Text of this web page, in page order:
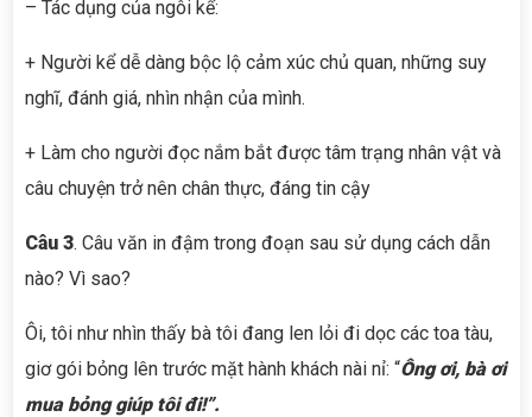
– Tác dụng của ngôi kể:
+ Người kể dễ dàng bộc lộ cảm xúc chủ quan, những suy
nghĩ, đánh giá, nhìn nhận của mình.
+ Làm cho người đọc nắm bắt được tâm trạng nhân vật và
câu chuyện trở nên chân thực, đáng tin cậy
Câu 3. Câu văn in đậm trong đoạn sau sử dụng cách dẫn
nào? Vì sao?
Ôi, tôi như nhìn thấy bà tôi đang len lỏi đi dọc các toa tàu,
giơ gói bỏng lên trước mặt hành khách nài nỉ: “Ông ơi, bà ơi
mua bỏng giúp tôi đi!”.